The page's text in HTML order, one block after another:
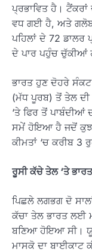
ਪ੍ਰਭਾਵਿਤ ਹੈ।
ਵਧ ਗਈ ਹੈ, ਅਤੇ
ਪਹਿਲਾਂ ਦੇ 72 ਡਾਲਰ
ਦੇ ਪਾਰ ਪਹੁੰਚ ਚੁੱਕੀਆਂ
ਭਾਰਤ ਹੁਣ ਦੋਹਰੇ
(ਮੱਧ ਪੂਰਬ) ਤੋਂ ਤੇਲ
‘ਤੇ ਫਿਰ ਤੋਂ
ਸਮੇਂ ਹੋਇਆ ਹੈ ਜਦੋਂ ਕੁਝ
ਕੀਮਤਾਂ ‘ਚ ਕਰੀਬ 3
ਰੂਸੀ ਕੱਚੇ ਤੇਲ ‘ਤੇ
ਪਿਛਲੇ ਲਗਭਗ ਦੋ
ਕੱਚਾ ਤੇਲ ਭਾਰਤ ਲਈ
ਬਣਿਆ ਹੋਇਆ ਸੀ।
ਮਾਸਕੋ ਦਾ ਬਾਈਕਾਟ